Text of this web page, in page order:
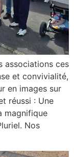
associations ces
et convivialité,
en images sur
réussi : Une
magnifique
Nos